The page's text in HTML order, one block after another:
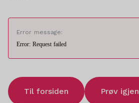
Error message:
Error: Request failed
Til forsiden Prøv igjen